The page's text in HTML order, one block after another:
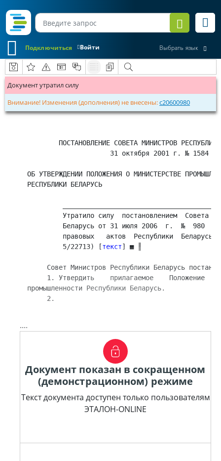
Войти
Подключиться Выбрать язык
Документ утратил силу
Внимание! Изменения (дополнения) не внесены:c20600980
ПОСТАНОВЛЕНИЕ СОВЕТА МИНИСТРОВ
                     31 октября 2001 г. № 1584
ОБ УТВЕРЖДЕНИИ ПОЛОЖЕНИЯ О МИНИСТЕРСТВЕ
РЕСПУБЛИКИ БЕЛАРУСЬ
Утратило силу  постановлением  Совета
Беларусь от 31 июля 2006  г.  №  980
правовых   актов  Республики  Беларусь,
         5/22713) [
текст] ■ ║
Совет Министров Республики Беларусь
1. Утвердить    прилагаемое    Положение
промышленности Республики Беларусь.
     2.
....
Документ показан в сокращенном
(демонстрационном) режиме
Текст документа доступен только пользователям
ЭТАЛОН-ONLINE